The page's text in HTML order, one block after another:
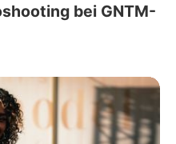
bei GNTM-